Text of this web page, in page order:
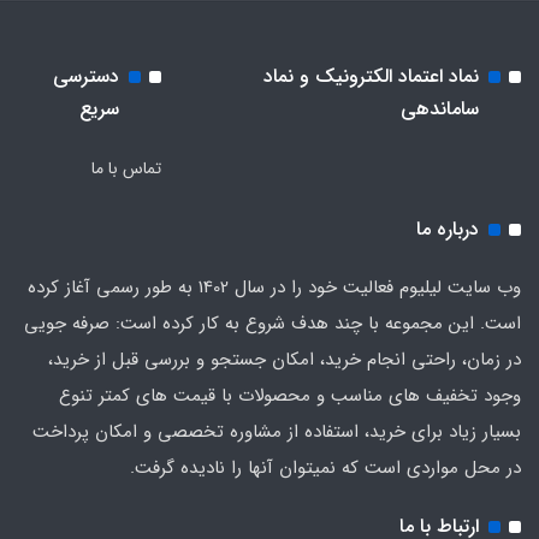
برای شرایط فعلی تکنولوژی مورد نیاز و کاربردهای متنوع با
هدف بهبود ابزارهای کاربردی می باشد.
نماد اعتماد الکترونیک و نماد
ساماندهی
دسترسی
سریع
تماس با ما
درباره ما
وب سایت لیلیوم فعالیت خود را در سال 1402 به طور رسمی آغاز کرده
است. این مجموعه با چند هدف شروع به کار کرده است: صرفه جویی
در زمان، راحتی انجام خرید، امکان جستجو و بررسی قبل از خرید،
وجود تخفیف های مناسب و محصولات با قیمت های کمتر تنوع
بسیار زیاد برای خرید، استفاده از مشاوره تخصصی و امکان پرداخت
در محل مواردی است که نمیتوان آنها را نادیده گرفت.
ارتباط با ما